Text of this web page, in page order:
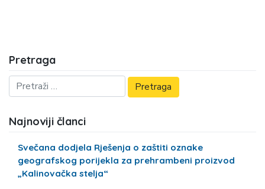
Pretraga
Najnoviji članci
Svečana dodjela Rješenja o zaštiti oznake
geografskog porijekla za prehrambeni proizvod
„Kalinovačka stelja“